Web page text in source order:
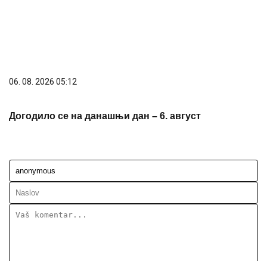
06. 08. 2026 05:12
Догодило се на данашњи дан – 6. август